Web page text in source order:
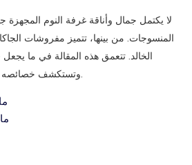
لا يكتمل جمال وأناقة غرفة النوم المجهزة
المنسوجات. من بينها، تتميز مفروشات
الخالد. تتعمق هذه المقالة في ما يجعل
وتستكشف خصائصه الفريدة وأنماطه والعناية به.